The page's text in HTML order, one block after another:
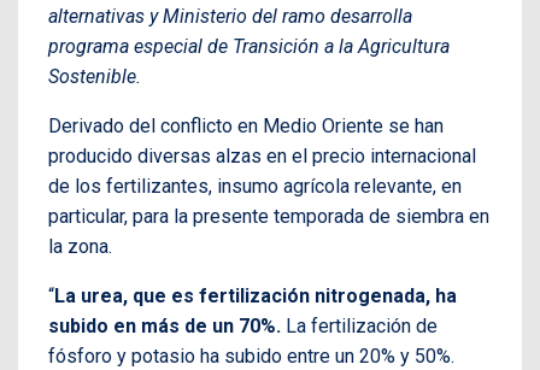
alternativas y Ministerio del ramo desarrolla
programa especial de Transición a la Agricultura
Sostenible.
Derivado del conflicto en Medio Oriente se han
producido diversas alzas en el precio internacional
de los fertilizantes, insumo agrícola relevante, en
particular, para la presente temporada de siembra en
la zona.
“La urea, que es fertilización nitrogenada, ha
subido en más de un 70%. La fertilización de
fósforo y potasio ha subido entre un 20% y 50%.